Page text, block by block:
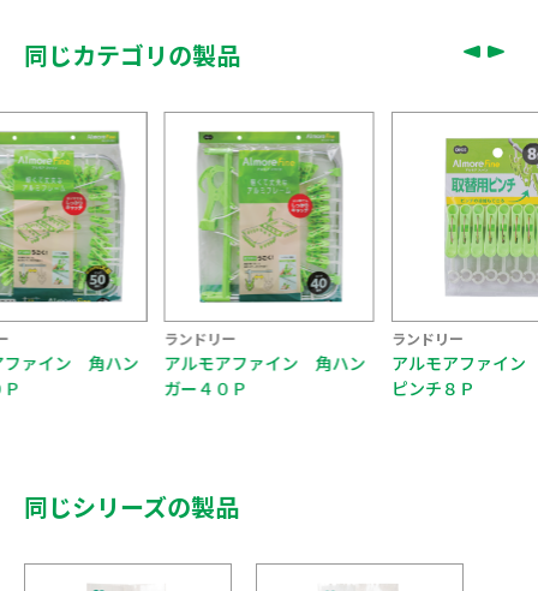
同じカテゴリの製品
ランドリー
アルモアファイン 角ハン
ガー４０Ｐ
ランドリー
アルモアファイン 取替用
ピンチ８Ｐ
ランドリー
アルモ
ガー２０
同じシリーズの製品